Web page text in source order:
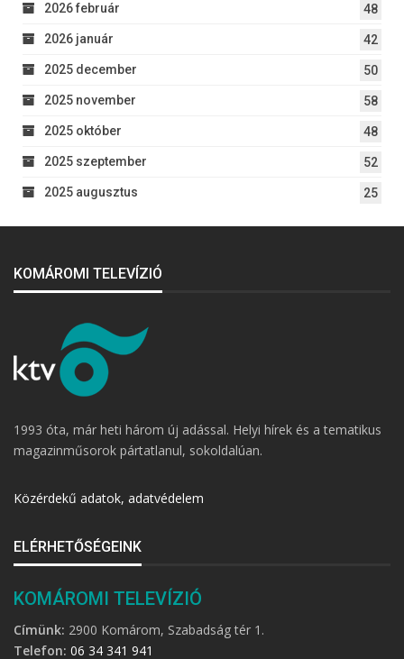
2026 február 48
2026 január 42
2025 december 50
2025 november 58
2025 október 48
2025 szeptember 52
2025 augusztus 25
KOMÁROMI TELEVÍZIÓ
1993 óta, már heti három új adással. Helyi hírek és a tematikus
magazinműsorok pártatlanul, sokoldalúan.
Közérdekű adatok, adatvédelem
ELÉRHETŐSÉGEINK
KOMÁROMI TELEVÍZIÓ
Címünk: 2900 Komárom, Szabadság tér 1.
Telefon: 06 34 341 941